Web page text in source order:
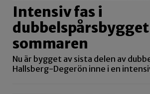
Intensiv fas i
sommaren
Nu är bygget av sista delen av
Hallsberg-Degerön inne i en